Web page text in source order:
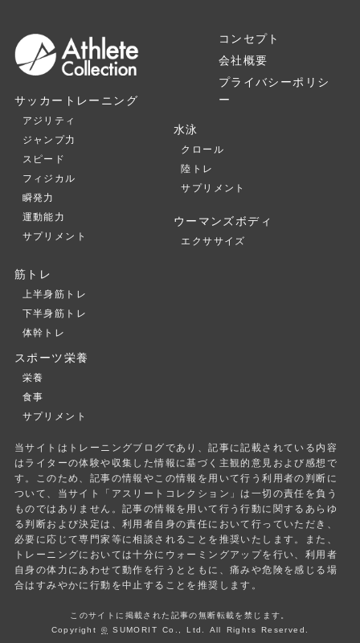
コンセプト
会社概要
プライバシーポリシ
ー
サッカートレーニング
アジリティ
ジャンプ力
スピード
フィジカル
瞬発力
運動能力
サプリメント
水泳
クロール
陸トレ
サプリメント
ウーマンズボディ
エクササイズ
筋トレ
上半身筋トレ
下半身筋トレ
体幹トレ
スポーツ栄養
栄養
食事
サプリメント
当サイトはトレーニングブログであり、記事に記載されている内容
はライターの体験や収集した情報に基づく主観的意見および感想で
す。このため、記事の情報やこの情報を用いて行う利用者の判断に
ついて、当サイト「アスリートコレクション」は一切の責任を負う
ものではありません。記事の情報を用いて行う行動に関するあらゆ
る判断および決定は、利用者自身の責任において行っていただき、
必要に応じて専門家等に相談されることを推奨いたします。また、
トレーニングにおいては十分にウォーミングアップを行い、利用者
自身の体力にあわせて動作を行うとともに、痛みや危険を感じる場
合はすみやかに行動を中止することを推奨します。
このサイトに掲載された記事の無断転載を禁じます。
Copyright © SUMORIT Co., Ltd. All Rights Reserved.